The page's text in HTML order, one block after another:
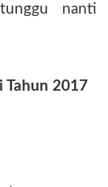
nanti
Tahun 2017